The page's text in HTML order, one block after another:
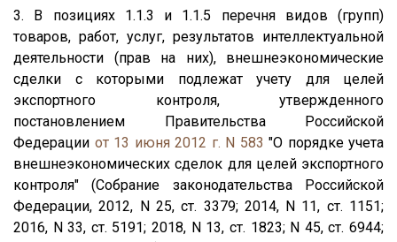
3. В позициях 1.1.3 и 1.1.5 перечня видов (групп)
товаров, работ, услуг, результатов интеллектуальной
деятельности (прав на них), внешнеэкономические
сделки с которыми подлежат учету для целей
экспортного контроля, утвержденного
постановлением Правительства Российской
Федерации от 13 июня 2012 г. N 583 "О порядке учета
внешнеэкономических сделок для целей экспортного
контроля" (Собрание законодательства Российской
Федерации, 2012, N 25, ст. 3379; 2014, N 11, ст. 1151;
2016, N 33, ст. 5191; 2018, N 13, ст. 1823; N 45, ст. 6944;